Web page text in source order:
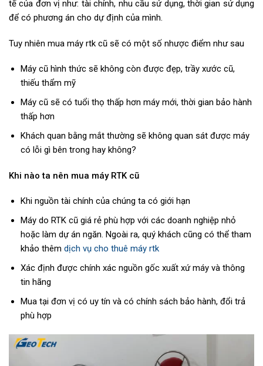
tế của đơn vị như: tài chính, nhu cầu sử dụng, thời gian sử dụng
để có phương án cho dự định của mình.
Tuy nhiên mua máy rtk cũ sẽ có một số nhược điểm như sau
Máy cũ hình thức sẽ không còn được đẹp, trầy xước cũ,
thiếu thẩm mỹ
Máy cũ sẽ có tuổi thọ thấp hơn máy mới, thời gian bảo hành
thấp hơn
Khách quan bằng mắt thường sẽ không quan sát được máy
có lỗi gì bên trong hay không?
Khi nào ta nên mua máy RTK cũ
Khi nguồn tài chính của chúng ta có giới hạn
Máy do RTK cũ giá rẻ phù hợp với các doanh nghiệp nhỏ
hoặc làm dự án ngăn. Ngoài ra, quý khách cũng có thể tham
khảo thêm dịch vụ cho thuê máy rtk
Xác định được chính xác nguồn gốc xuất xứ máy và thông
tin hãng
Mua tại đơn vị có uy tín và có chính sách bảo hành, đổi trả
phù hợp